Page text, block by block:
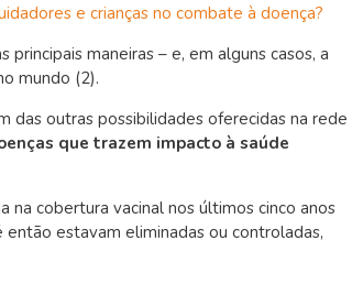
e crianças no combate à doença?
principais maneiras – e, em alguns casos, a
mundo (2).
das outras possibilidades oferecidas na rede
que trazem impacto à saúde
cobertura vacinal nos últimos cinco anos
então estavam eliminadas ou controladas,